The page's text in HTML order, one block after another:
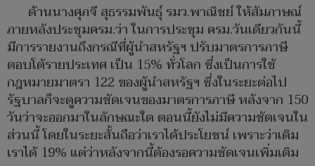
ด้านนางศุภจี สุธรรมพันธุ์ รมว.พาณิชย์ ให้สัมภาษณ์
ภายหลังประชุมครม.ว่า ในการประชุม ครม.วันเดียวกันนี้
มีการรายงานถึงกรณีที่ผู้นำสหรัฐฯ ปรับมาตรการภาษี
ตอบโต้รายประเทศ เป็น 15% ทั่วโลก ซึ่งเป็นการใช้
กฎหมายมาตรา 122 ของผู้นำสหรัฐฯ ซึ่งในระยะต่อไป
รัฐบาลก็จะดูความชัดเจนของมาตรการภาษี หลังจาก 150
วันว่าจะออกมาในลักษณะใด ตอนนี้ยังไม่มีความชัดเจนใน
ส่วนนี้ โดยในระยะสั้นถือว่าเราได้ประโยชน์ เพราะว่าเดิม
เราได้ 19% แต่ว่าหลังจากนี้ต้องรอความชัดเจนเพิ่มเติม